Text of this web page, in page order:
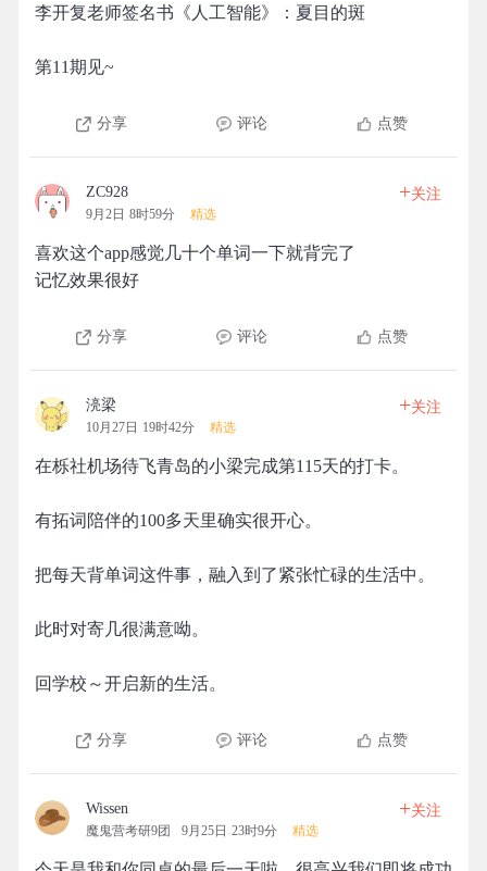
李开复老师签名书《人工智能》：夏目的斑
第11期见~
分享 评论 点赞
ZC928
9月2日 8时59分 精选
+关注
喜欢这个app感觉几十个单词一下就背完了
记忆效果很好
分享 评论 点赞
湸梁
10月27日 19时42分 精选
+关注
在栎社机场待飞青岛的小梁完成第115天的打卡。
有拓词陪伴的100多天里确实很开心。
把每天背单词这件事，融入到了紧张忙碌的生活中。
此时对寄几很满意呦。
回学校～开启新的生活。
分享 评论 点赞
Wissen
魔鬼营考研9团 9月25日 23时9分 精选
+关注